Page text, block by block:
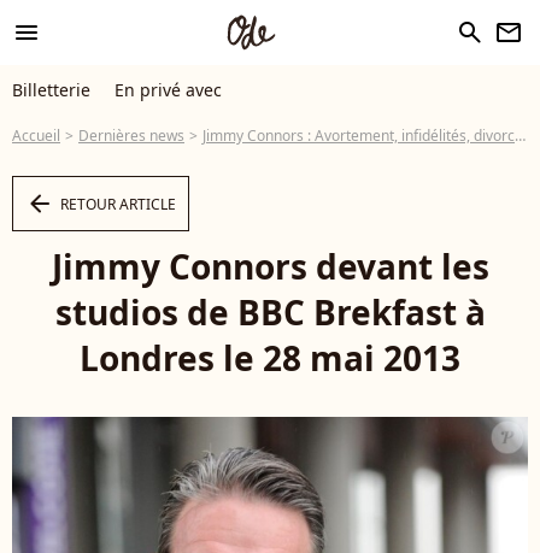
menu search newsletter
Billetterie En privé avec
Accueil Dernières news Jimmy Connors : Avortement, infidélités, divorces... Sa vérité sur Chris Evert
arrow_left RETOUR ARTICLE
Jimmy Connors devant les
studios de BBC Brekfast à
Londres le 28 mai 2013